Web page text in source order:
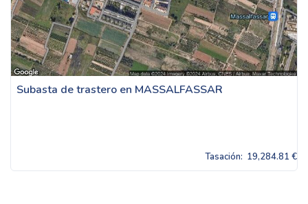
Subasta de trastero en MASSALFASSAR
Tasación: 19,284.81 €